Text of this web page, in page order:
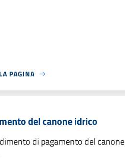
PAGINA
del canone idrico
di pagamento del canone